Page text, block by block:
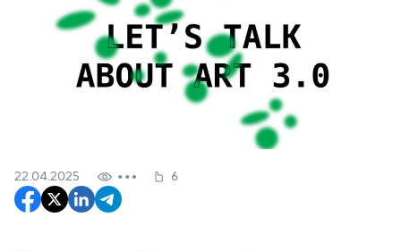
22.04.2025 6